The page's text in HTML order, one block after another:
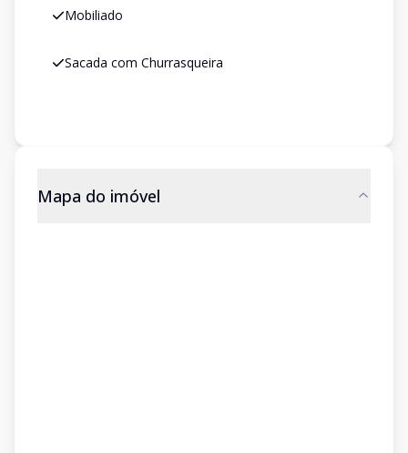
Mobiliado
Sacada com Churrasqueira
Mapa do imóvel